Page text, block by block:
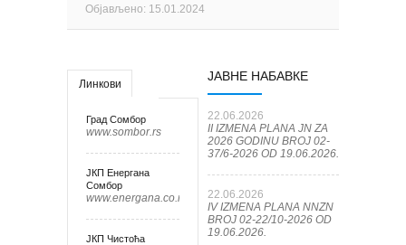
Објављено: 15.01.2024
Линкови
Град Сомбор
www.sombor.rs
ЈКП Енергана
Сомбор
www.energana.co.rs
ЈКП Чистоћа
ЈАВНЕ НАБАВКЕ
22.06.2026
II IZMENA PLANA JN ZA
2026 GODINU BROJ 02-
37/6-2026 OD 19.06.2026.
22.06.2026
IV IZMENA PLANA NNZN
BROJ 02-22/10-2026 OD
19.06.2026.